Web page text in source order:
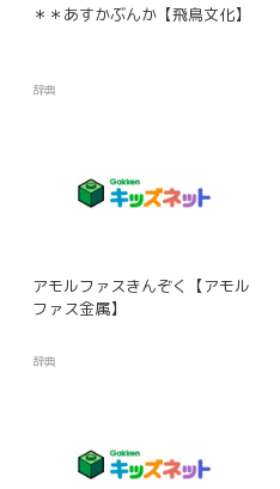
＊＊あすかぶんか【飛鳥文化】
辞典
アモルファスきんぞく【アモル
ファス金属】
辞典